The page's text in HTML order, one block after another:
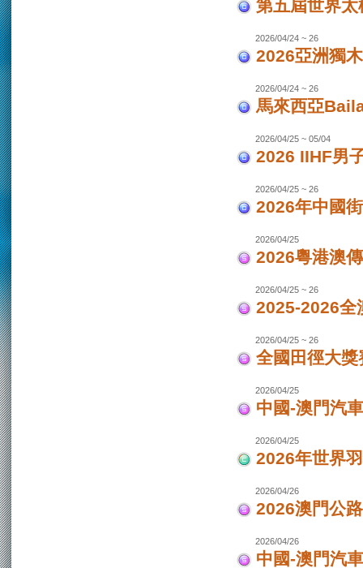
第五屆世界
2026/04/24 ~ 26
2026亞洲獨
2026/04/24 ~ 26
馬來西亞
2026/04/25 ~ 05/04
2026 IIHF男
2026/04/25 ~ 26
2026年中國
2026/04/25
2026粵港澳
2026/04/25 ~ 26
2025-2026全
2026/04/25 ~ 26
全國田徑大獎
2026/04/25
中國-澳門汽
2026/04/25
2026年世界
2026/04/26
2026澳門公
2026/04/26
中國-澳門汽